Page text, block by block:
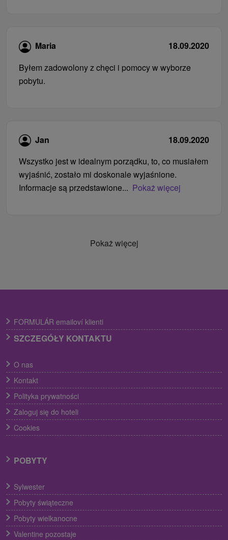
Maria
18.09.2020
Byłem zadowolony z chęci i pomocy w wyborze
pobytu.
Jan
18.09.2020
Wszystko jest w idealnym porządku, to, co musiałem
wyjaśnić, zostało mi doskonale wyjaśnione.
Informacje są przedstawione... Pokaż więcej
Pokaż więcej
FORMULÁR emailoví klienti
SZCZEGÓŁY KONTAKTU
O nas
Kontakt
Polityka prywatności
Zaloguj się do hoteli
Cookies
POBYTY
Sylwester
Pobyty świąteczne
Pobyty wielkanocne
Valentine pozostaje